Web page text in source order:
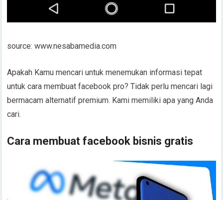
source: www.nesabamedia.com
Apakah Kamu mencari untuk menemukan informasi tepat
untuk cara membuat facebook pro? Tidak perlu mencari lagi
bermacam alternatif premium. Kami memiliki apa yang Anda
cari.
Cara membuat facebook bisnis gratis